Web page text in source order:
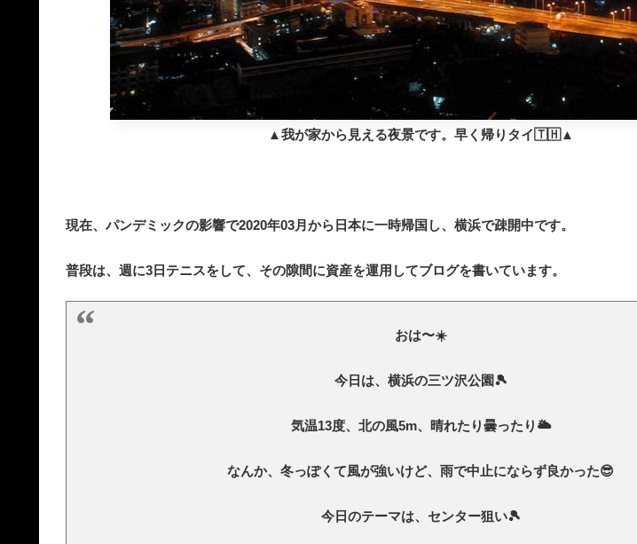
▲我が家から見える夜景です。早く帰りタイ🇹🇭▲
現在、パンデミックの影響で2020年03月から日本に一時帰国し、横浜で疎開中です。
普段は、週に3日テニスをして、その隙間に資産を運用してブログを書いています。
おは〜☀️
今日は、横浜の三ツ沢公園🎾
気温13度、北の風5m、晴れたり曇ったり🌥
なんか、冬っぽくて風が強いけど、雨で中止にならず良かった😎
今日のテーマは、センター狙い🎾